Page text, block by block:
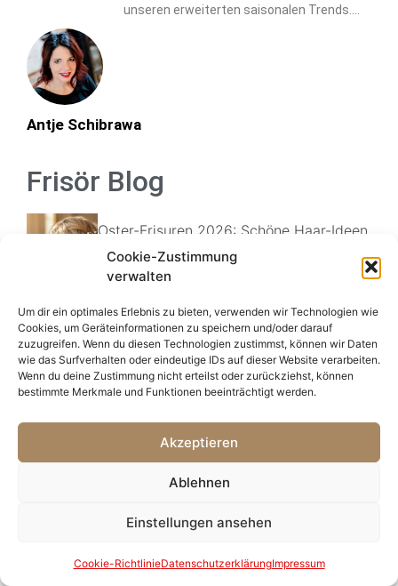
Cookie-Zustimmung
verwalten
Um dir ein optimales Erlebnis zu bieten, verwenden wir Technologien wie
Cookies, um Geräteinformationen zu speichern und/oder darauf
zuzugreifen. Wenn du diesen Technologien zustimmst, können wir Daten
wie das Surfverhalten oder eindeutige IDs auf dieser Website verarbeiten.
Wenn du deine Zustimmung nicht erteilst oder zurückziehst, können
bestimmte Merkmale und Funktionen beeinträchtigt werden.
Akzeptieren
Ablehnen
Einstellungen ansehen
Cookie-RichtlinieDatenschutzerklärungImpressum
Antje Schibrawa
Frisör Blog
Oster-Frisuren 2026: Schöne Haar-Ideen
für die Frühlingsfeiertage
Frisuren Mode Blog
Herrentrends Frühling 2026: Schnitte &
Styles für Ihn
Frisuren Mode Blog
Brautfrisuren 2026: Inspiration für die
Hochzeitssaison
Frisuren Mode Blog
dein Haar im Frühling?
unseren erweiterten saisonalen Trends.